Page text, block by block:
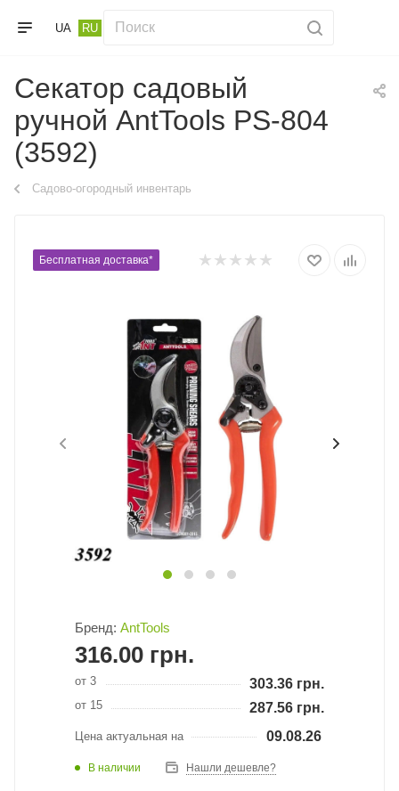
UA RU
Секатор садовый
ручной AntTools PS-804
(3592)
Садово-огородный инвентарь
Бесплатная доставка*
Бренд: AntTools
316.00 грн.
от 3 303.36 грн.
от 15 287.56 грн.
Цена актуальная на 09.08.26
В наличии Нашли дешевле?